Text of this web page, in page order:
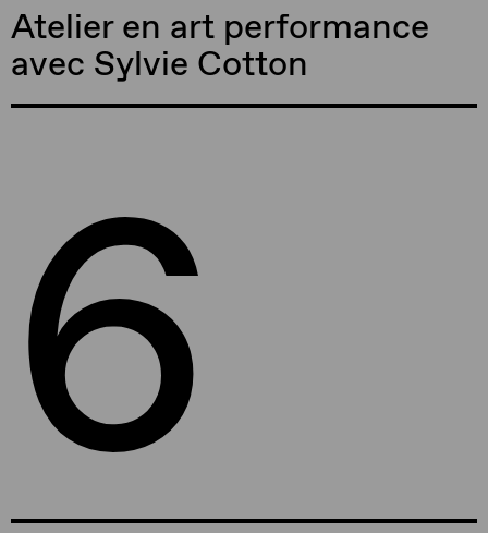
Atelier en art performance
avec Sylvie Cotton
6